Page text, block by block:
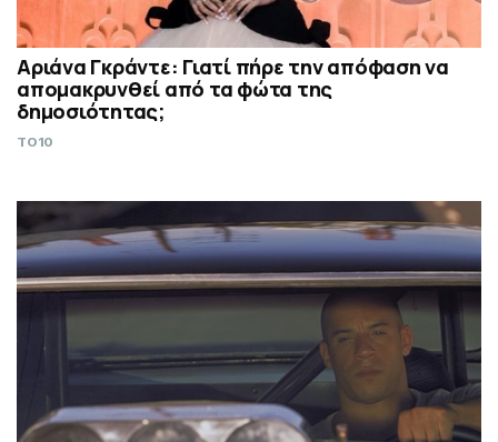
Αριάνα Γκράντε: Γιατί πήρε την απόφαση να
απομακρυνθεί από τα φώτα της
δημοσιότητας;
TO10